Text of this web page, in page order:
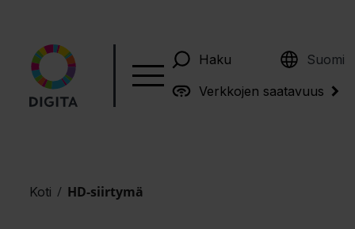
Haku Suomi
English
Verkkojen saatavuus
Koti / HD-siirtymä